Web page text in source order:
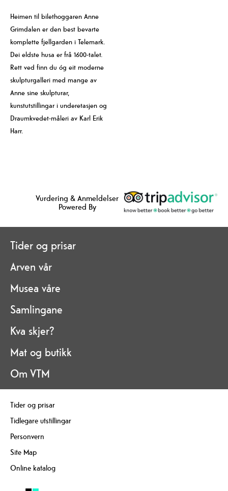
Heimen til bilethoggaren Anne
Grimdalen er den best bevarte
komplette fjellgarden i Telemark.
Dei eldste husa er frå 1600-talet.
Rett ved finn du óg eit moderne
skulpturgalleri med mange av
Anne sine skulpturar,
kunstutstillingar i underetasjen og
Draumkvedet-måleri av Karl Erik
Harr.
Vurdering & Anmeldelser
Powered By
Tider og prisar
Arven vår
Musea våre
Samlingane
Kva skjer?
Mat og butikk
Om VTM
Tider og prisar
Tidlegare utstillingar
Personvern
Site Map
Online katalog